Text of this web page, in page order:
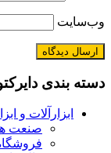
وب‌سایت
دسته بندی
ابزارآلات و
صنعت